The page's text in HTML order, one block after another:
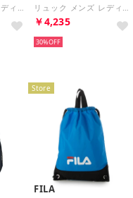
リュック メンズ レディース 通学 ずり落ち防止 カジュアル 旅行 軽量 男子 女子 高校生 大学生 バッグ バックパック ベルト シンプル 通学用 18L A4 リュックサック 20235 （ブラック） リュック メンズ レディース 通学 ずり落ち防止 カジュアル 旅行 軽量 男子 女子 高校生 大学生 バッグ バックパック ベルト シンプル 通学用 18L A4 リュックサック 20235 （ネイビー）
￥4,235
30%
Store
FILA